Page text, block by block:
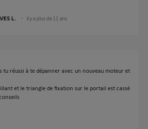
L. il y a plus de 11 ans
tu réussi à te dépanner avec un nouveau moteur et
et le triangle de fixation sur le portail est cassé